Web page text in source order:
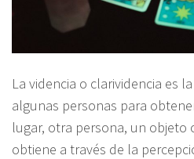
La videncia o clarividencia es
algunas personas para
lugar, otra persona, un objeto
obtiene a través de la